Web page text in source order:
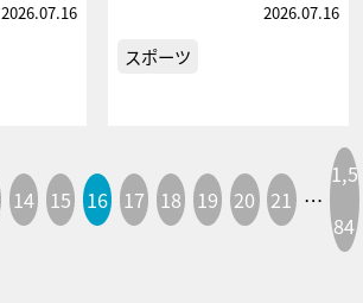
2026.07.16 2026.07.16
スポーツ
14 15 16 17 18 19 20 21 …
1,5
84